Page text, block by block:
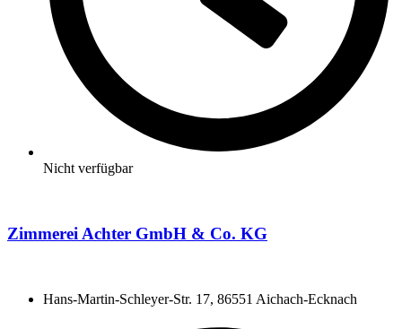
Nicht verfügbar
Zimmerei Achter GmbH & Co. KG
Hans-Martin-Schleyer-Str. 17, 86551 Aichach-Ecknach